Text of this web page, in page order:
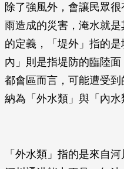
除了強風外，會讓民眾
雨造成的災害，淹水就
的定義，「堤外」指的
內」則是指堤防的臨陸
都會區而言，可能遭受
納為「外水類」與「內水
「外水類」指的是來自